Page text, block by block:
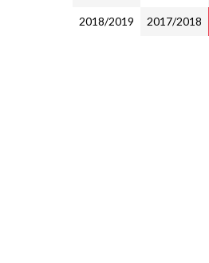
2018/2019 2017/2018